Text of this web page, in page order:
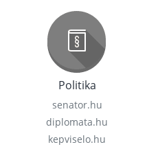
Politika
senator.hu
diplomata.hu
kepviselo.hu